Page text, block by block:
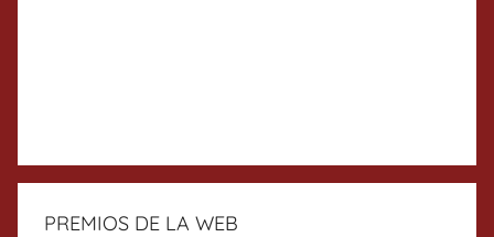
PREMIOS DE LA WEB